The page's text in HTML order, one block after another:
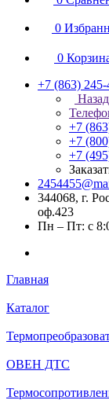
0
0
+7 (863)
Назад
+7
+7
+7
344068, г.
оф.423
Пн – Пт: с
Главная
Каталог
ОВЕН ДТС